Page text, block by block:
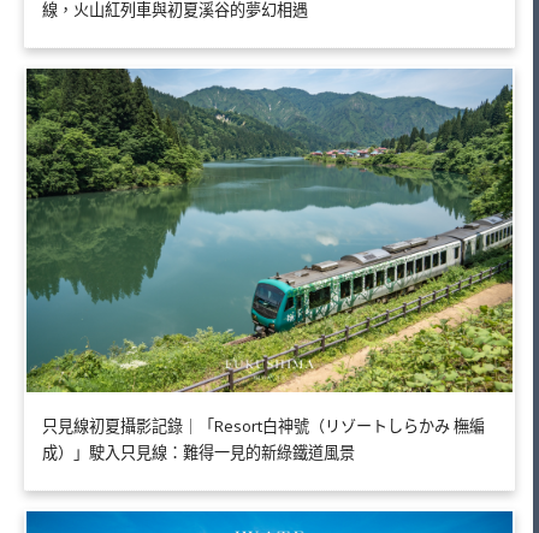
線，火山紅列車與初夏溪谷的夢幻相遇
只見線初夏攝影記錄｜「Resort白神號（リゾートしらかみ 橅編
成）」駛入只見線：難得一見的新綠鐵道風景